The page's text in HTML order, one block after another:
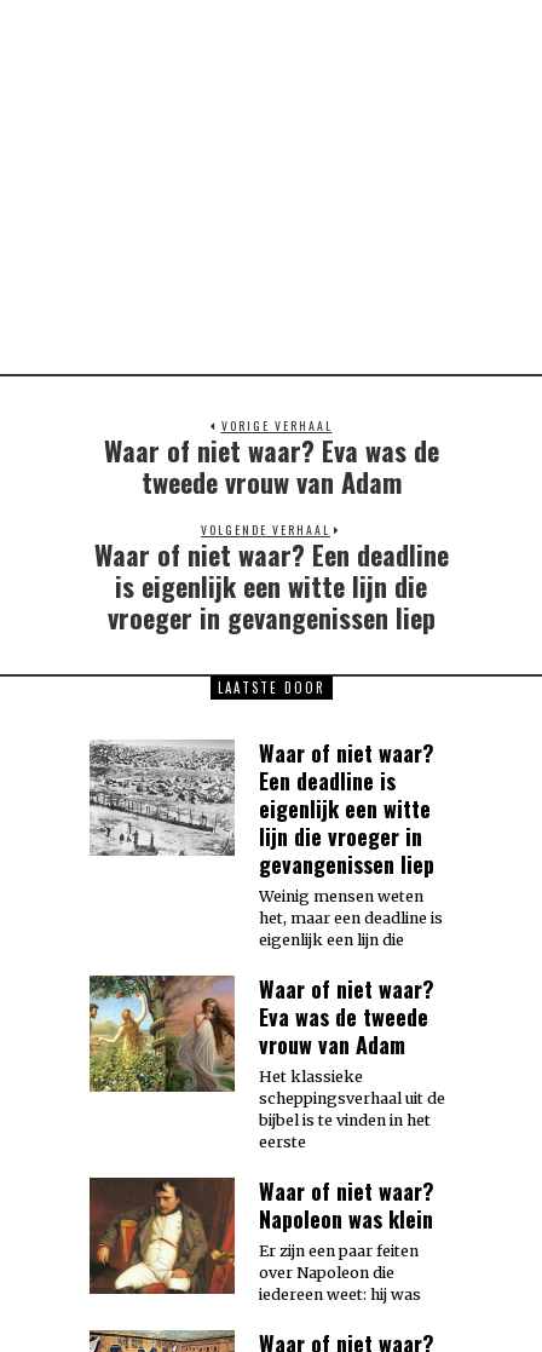
VORIGE VERHAAL
Previous
Waar of niet waar? Eva was de
tweede vrouw van Adam
VOLGENDE VERHAAL
Next
post:
Waar of niet waar? Een deadline
is eigenlijk een witte lijn die
vroeger in gevangenissen liep
LAATSTE DOOR
Waar of niet waar?
Een deadline is
eigenlijk een witte
lijn die vroeger in
gevangenissen liep
Weinig mensen weten
het, maar een deadline is
eigenlijk een lijn die
Waar of niet waar?
Eva was de tweede
vrouw van Adam
Het klassieke
scheppingsverhaal uit de
bijbel is te vinden in het
eerste
Waar of niet waar?
Napoleon was klein
Er zijn een paar feiten
over Napoleon die
iedereen weet: hij was
Waar of niet waar?